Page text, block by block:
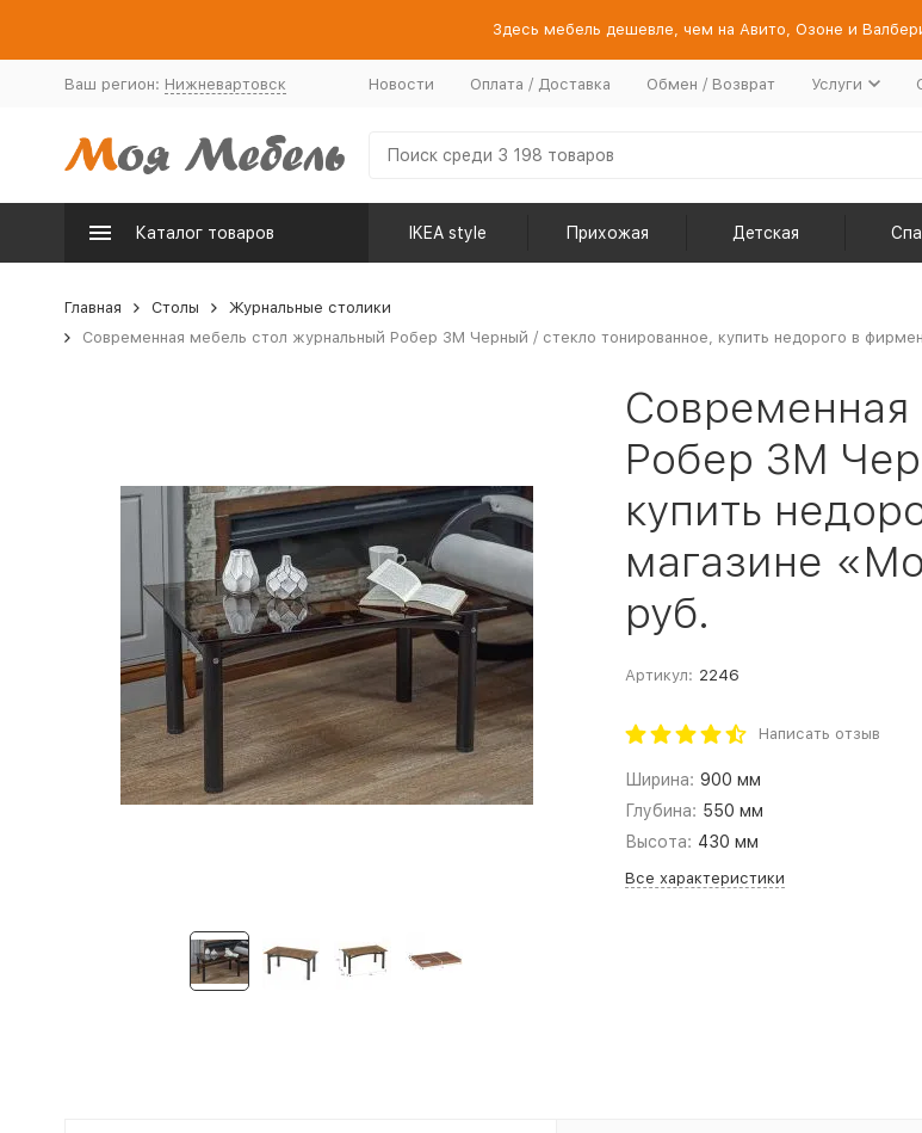
Здесь мебель дешевле, чем на Авито, Озоне и
Ваш регион: Нижневартовск Новости Оплата / Доставка Обмен / Возврат Услуги
Каталог товаров IKEA style Прихожая Детская
Главная Столы
Журнальные столики
Современная мебель стол журнальный Робер 3М Черный / стекло тонированное, купить недорого в
Современная
Робер 3М
купить
магазине
руб.
Артикул: 2246
Написать отзыв
Ширина: 900 мм
Глубина: 550 мм
Высота: 430 мм
Все характеристики